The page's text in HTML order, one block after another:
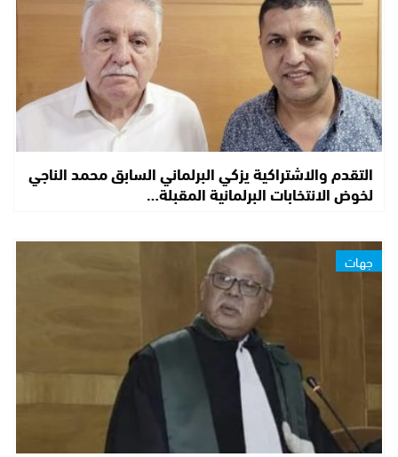
التقدم والاشتراكية يزكي البرلماني السابق محمد الناجي
لخوض الانتخابات البرلمانية المقبلة…
جهات